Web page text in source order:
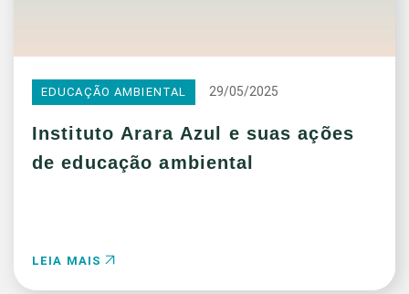
EDUCAÇÃO AMBIENTAL 29/05/2025
Instituto Arara Azul e suas ações
de educação ambiental
LEIA MAIS